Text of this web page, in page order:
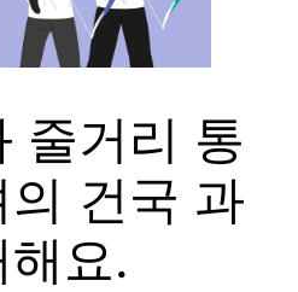
줄거리 통
건국 과
요.